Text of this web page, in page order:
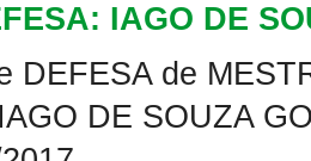
IAGO DE
DEFESA de
DE SOUZA